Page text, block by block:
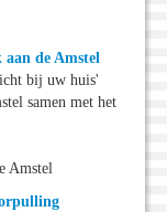
de Amstel
bij uw huis'
samen met het
Amstel